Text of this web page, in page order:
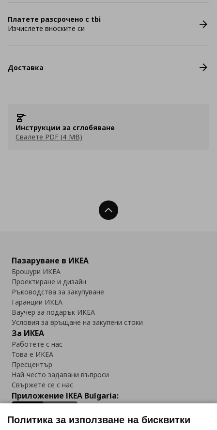
Платете разсрочено с tbi
Изчислете вноските си
Доставка
Инструкции за сглобяване
Свалете PDF (4 MB)
Нагоре
Пазаруване в ИКЕА
Брошури ИКЕА
Проектиране и дизайн
Ръководства за закупуване
Гаранции ИКЕА
Ваучер за подарък ИКЕА
Условия за връщане на закупени стоки
За ИКЕА
Работете с нас
Това е ИКЕА
Пресцентър
Най-често задавани въпроси
Свържете се с нас
Приложение IKEA Bulgaria:
Политика за използване на бисквитки